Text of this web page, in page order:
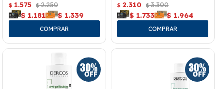
$ 1.575 $ 2.250
$ 1.181 $ 1.339
$ 2.310 $ 3.300
$ 1.733 $ 1.964